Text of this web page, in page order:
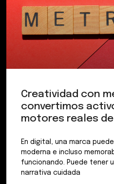
Creatividad con
convertimos
motores reales
En digital, una marca
moderna e incluso
funcionando. Puede tener
narrativa cuidada